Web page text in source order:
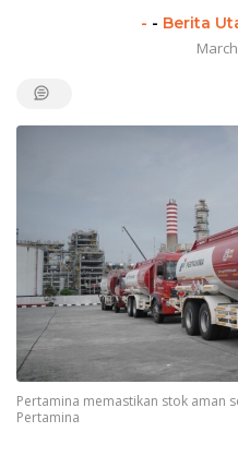
- - Berita
Pertamina memastikan stok aman
Pertamina